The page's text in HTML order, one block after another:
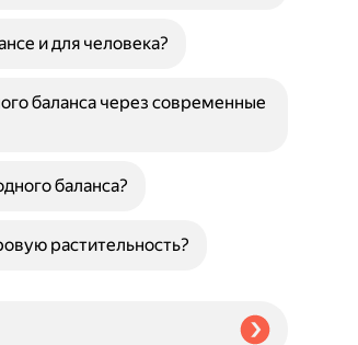
и для человека?
баланса через современные
баланса?
растительность?